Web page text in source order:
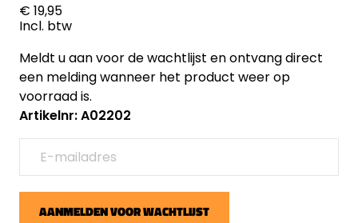
€ 19,95
Incl. btw
Meldt u aan voor de wachtlijst en ontvang direct
een melding wanneer het product weer op
voorraad is.
Artikelnr: A02202
AANMELDEN VOOR WACHTLIJST